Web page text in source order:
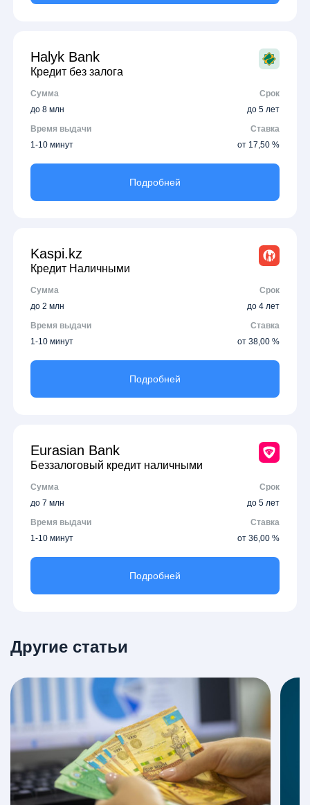
Halyk Bank
Кредит без залога
Сумма
Срок
до 8 млн
до 5 лет
Время выдачи
Ставка
1-10 минут
от 17,50 %
Подробней
Kaspi.kz
Кредит Наличными
Сумма
Срок
до 2 млн
до 4 лет
Время выдачи
Ставка
1-10 минут
от 38,00 %
Подробней
Eurasian Bank
Беззалоговый кредит наличными
Сумма
Срок
до 7 млн
до 5 лет
Время выдачи
Ставка
1-10 минут
от 36,00 %
Подробней
Другие статьи